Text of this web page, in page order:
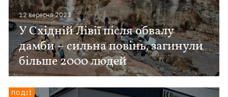
12 вересня 2023
У Східній Лівії після обвалу
дамби – сильна повінь, загинули
більше 2000 людей
ПОДІЇ